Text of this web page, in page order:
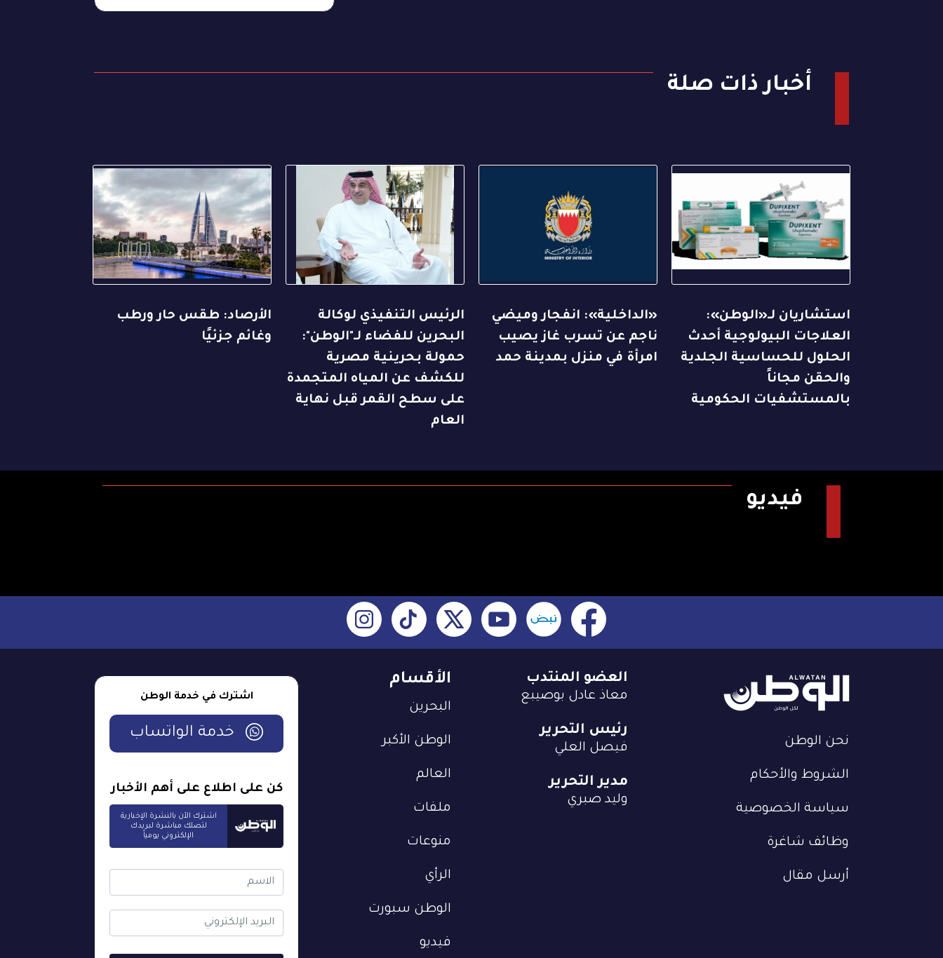
أخبار ذات صلة
استشاريان لـ«الوطن»:
العلاجات البيولوجية أحدث
الحلول للحساسية الجلدية
والحقن مجاناً
بالمستشفيات الحكومية
«الداخلية»: انفجار وميضي
ناجم عن تسرب غاز يصيب
امرأة في منزل بمدينة حمد
الرئيس التنفيذي لوكالة
البحرين للفضاء لـ"الوطن":
حمولة بحرينية مصرية
للكشف عن المياه المتجمدة
على سطح القمر قبل نهاية
العام
الأرصاد: طقس حار ورطب
وغائم جزئيًا
فيديو
نحن الوطن
الشروط والأحكام
سياسة الخصوصية
وظائف شاغرة
أرسل مقال
الأقسام
البحرين
الوطن الأكبر
العالم
ملفات
منوعات
الرأي
الوطن سبورت
فيديو
العضو المنتدب
معاذ عادل بوصيبع
رئيس التحرير
فيصل العلي
مدير التحرير
وليد صبري
اشترك في خدمة الوطن
خدمة الواتساب
كن على اطلاع على أهم الأخبار
اشترك الآن بالنشرة الإخبارية
لتصلك مباشرة لبريدك
الإلكتروني يومياً